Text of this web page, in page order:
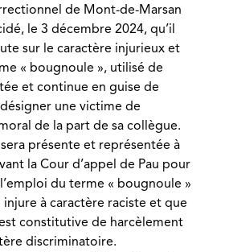
de Mont-de-Marsan
le 3 décembre 2024, qu’il
sur le caractère injurieux et
« bougnoule », utilisé de
et continue en guise de
une victime de
de la part de sa collègue.
sera présente et représentée à
la Cour d’appel de Pau pour
du terme « bougnoule »
à caractère raciste et que
constitutive de harcèlement
discriminatoire.